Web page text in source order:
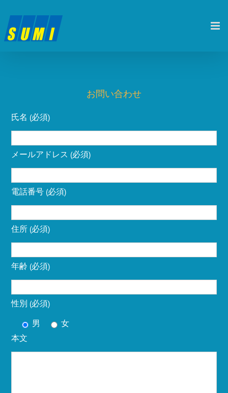
content
お問い合わせ
氏名 (必須)
メールアドレス (必須)
電話番号 (必須)
住所 (必須)
年齢 (必須)
性別 (必須)
男
女
本文